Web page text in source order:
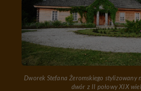
Dworek Stefana Żeromskiego stylizowany
dwór z II połowy XIX